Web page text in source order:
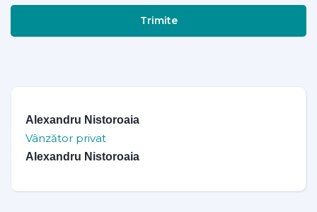
Trimite
Alexandru Nistoroaia
Vânzător privat
Alexandru Nistoroaia